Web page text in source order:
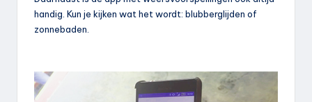
handig. Kun je kijken wat het wordt: blubberglijden of
zonnebaden.